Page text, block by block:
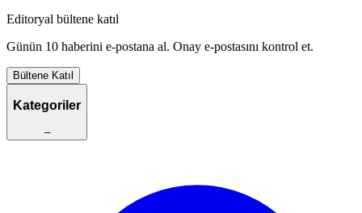
Editoryal bültene katıl
Günün 10 haberini e-postana al. Onay e-postasını kontrol et.
Bültene Katıl
Kategoriler
–